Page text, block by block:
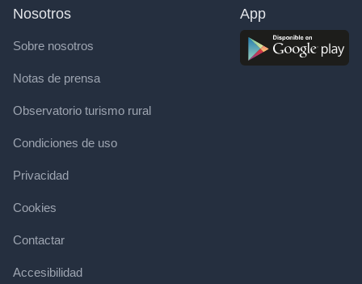
Nosotros
Sobre nosotros
Notas de prensa
Observatorio turismo rural
Condiciones de uso
Privacidad
Cookies
Contactar
Accesibilidad
App